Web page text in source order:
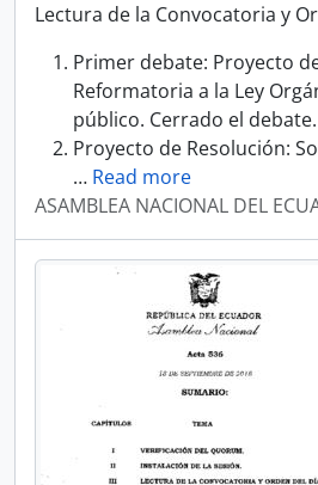
Lectura de la Convocatoria y
Primer debate: Proyecto
Reformatoria a la Ley
público. Cerrado el debate.
Proyecto de Resolución:
… Read more
ASAMBLEA NACIONAL DEL